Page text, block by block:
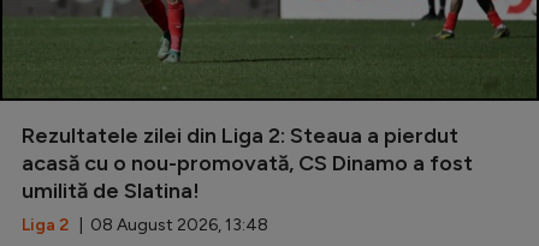
Rezultatele zilei din Liga 2: Steaua a pierdut
acasă cu o nou-promovată, CS Dinamo a fost
umilită de Slatina!
Liga 2 | 08 August 2026, 13:48